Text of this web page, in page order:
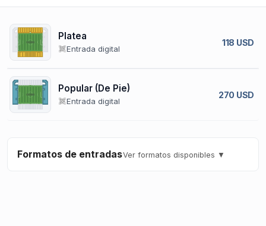
Platea
Entrada digital
118 USD
Popular (De Pie)
Entrada digital
270 USD
Formatos de entradasVer formatos disponibles ▼